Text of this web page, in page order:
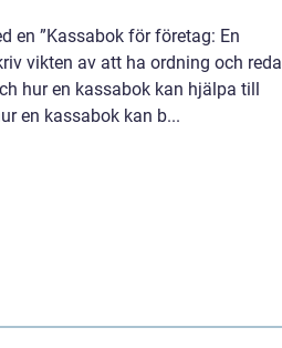
en ”Kassabok för företag: En
vikten av att ha ordning och reda
hur en kassabok kan hjälpa till
en kassabok kan b...